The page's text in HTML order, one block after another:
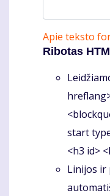
Apie teksto
Ribotas
start
<h3 id>
Linijos ir